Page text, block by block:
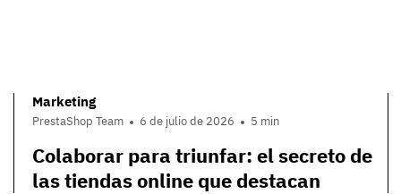
Marketing
PrestaShop Team 6 de julio de 2026 5 min
Colaborar para triunfar: el secreto de
las tiendas online que destacan